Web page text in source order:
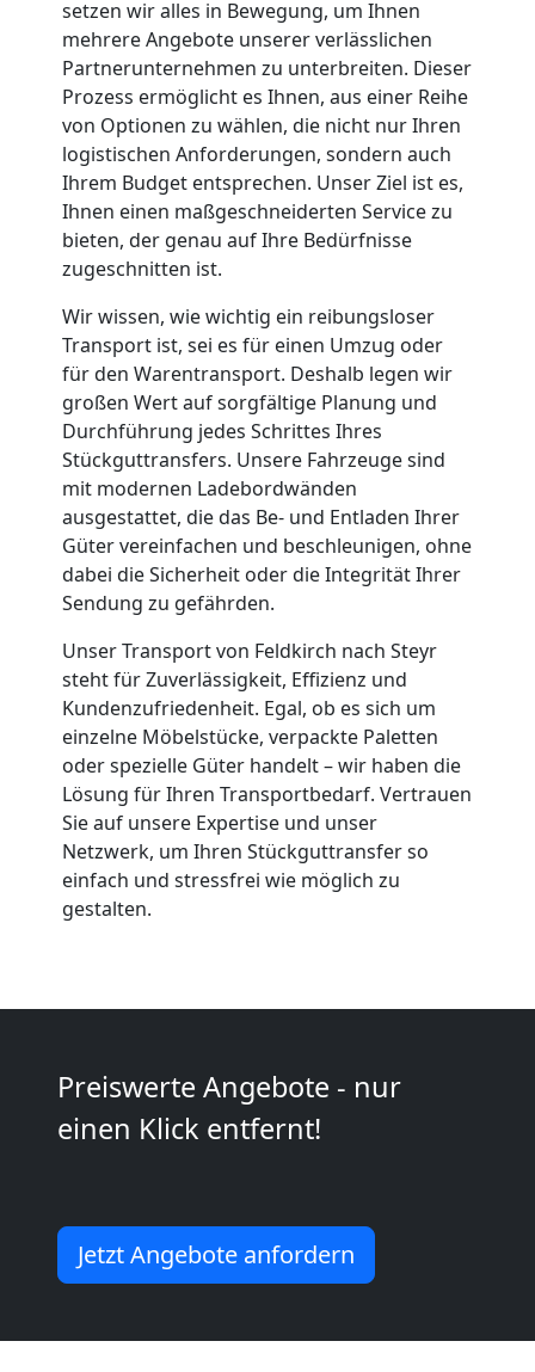
setzen wir alles in Bewegung, um Ihnen
mehrere Angebote unserer verlässlichen
Partnerunternehmen zu unterbreiten. Dieser
Prozess ermöglicht es Ihnen, aus einer Reihe
von Optionen zu wählen, die nicht nur Ihren
logistischen Anforderungen, sondern auch
Ihrem Budget entsprechen. Unser Ziel ist es,
Ihnen einen maßgeschneiderten Service zu
bieten, der genau auf Ihre Bedürfnisse
zugeschnitten ist.
Wir wissen, wie wichtig ein reibungsloser
Transport ist, sei es für einen Umzug oder
für den Warentransport. Deshalb legen wir
großen Wert auf sorgfältige Planung und
Durchführung jedes Schrittes Ihres
Stückguttransfers. Unsere Fahrzeuge sind
mit modernen Ladebordwänden
ausgestattet, die das Be- und Entladen Ihrer
Güter vereinfachen und beschleunigen, ohne
dabei die Sicherheit oder die Integrität Ihrer
Sendung zu gefährden.
Unser Transport von Feldkirch nach Steyr
steht für Zuverlässigkeit, Effizienz und
Kundenzufriedenheit. Egal, ob es sich um
einzelne Möbelstücke, verpackte Paletten
oder spezielle Güter handelt – wir haben die
Lösung für Ihren Transportbedarf. Vertrauen
Sie auf unsere Expertise und unser
Netzwerk, um Ihren Stückguttransfer so
einfach und stressfrei wie möglich zu
gestalten.
Preiswerte Angebote - nur
einen Klick entfernt!
Jetzt Angebote anfordern
Feldkirch
Umzug
und
Lagerung
Feldkirch
Full-
Service-
Umzug
Feldkirch
Qualitäts-
Umzüge
Feldkirch
Vereinsumzug
Feldkirch
Anfrage
Möbeltransport
Möbeltransport